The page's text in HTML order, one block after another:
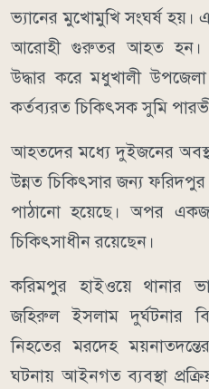
ভ্যানের মুখোমুখি সংঘর্ষ হয়।
আরোহী গুরুতর আহত হন।
উদ্ধার করে মধুখালী উপজেলা
কর্তব্যরত চিকিৎসক সুমি
আহতদের মধ্যে দুইজনের
উন্নত চিকিৎসার জন্য
পাঠানো হয়েছে। অপর একজন
চিকিৎসাধীন রয়েছেন।
করিমপুর হাইওয়ে থানার
জহিরুল ইসলাম দুর্ঘটনার
নিহতের মরদেহ
ঘটনায় আইনগত ব্যবস্থা